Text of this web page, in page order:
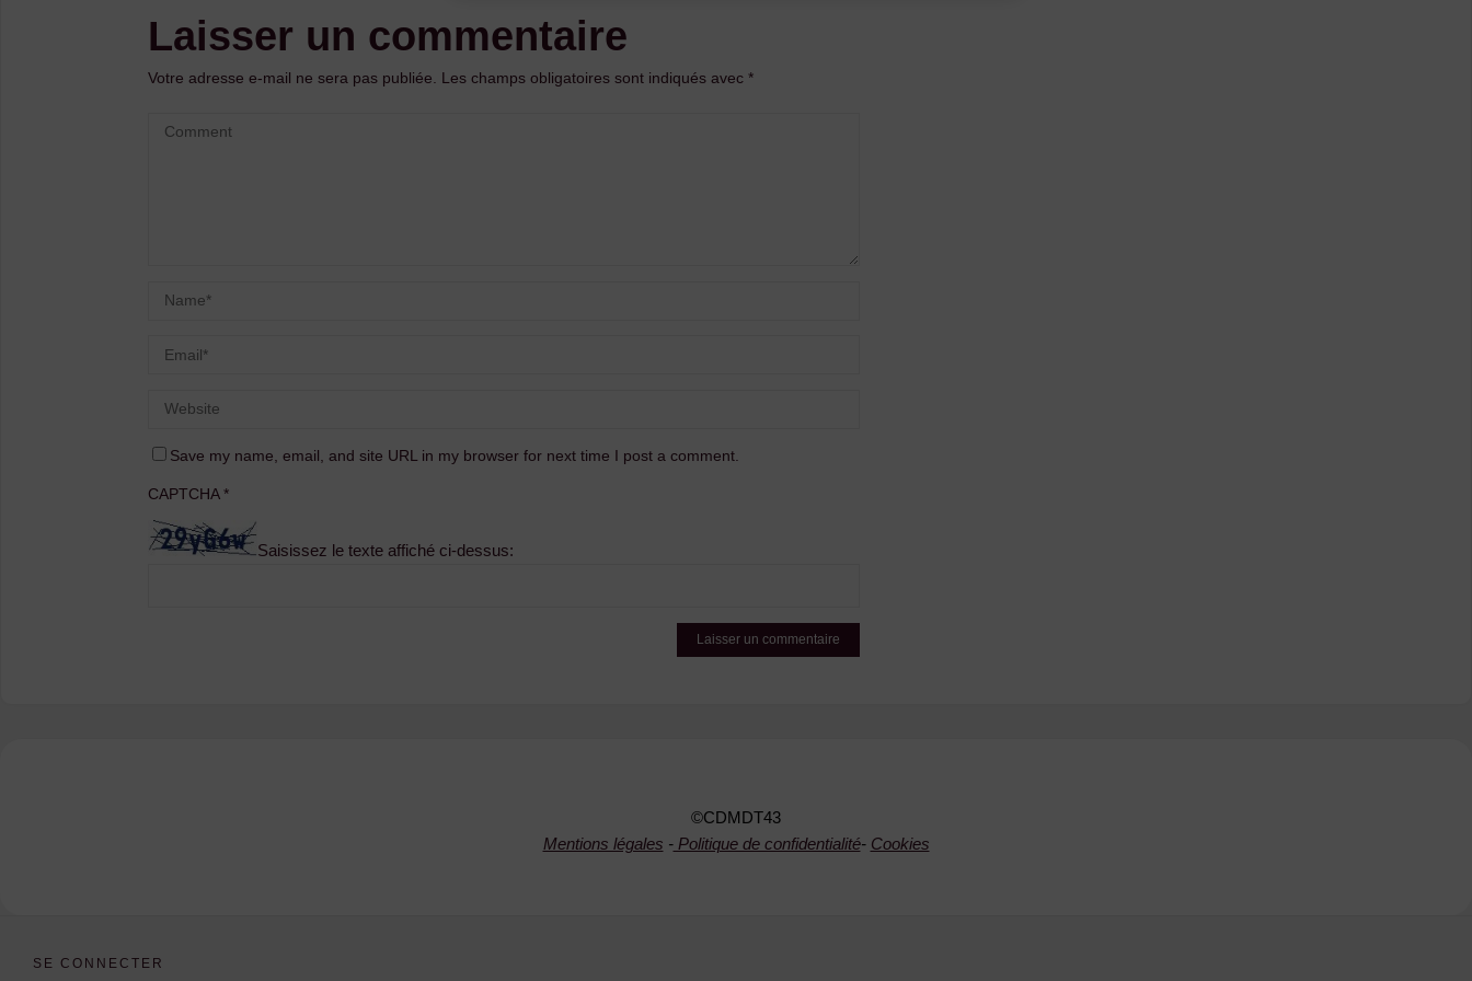
Laisser un commentaire
Votre adresse e-mail ne sera pas publiée. Les champs obligatoires sont indiqués avec*
Save my name, email, and site URL in my browser for next time I post a comment.
CAPTCHA*
Saisissez le texte affiché ci-dessus:
©CDMDT43
Mentions légales -Politique de confidentialité- Cookies
SE CONNECTER